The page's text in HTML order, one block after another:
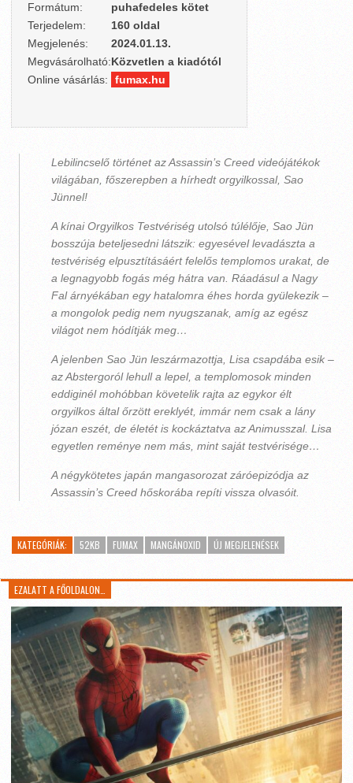
Formátum:
puhafedeles kötet
Terjedelem:
160 oldal
Megjelenés:
2024.01.13.
Megvásárolható:Közvetlen a kiadótól
Online vásárlás:
fumax.hu
Lebilincselő történet az Assassin’s Creed videójátékok
világában, főszerepben a hírhedt orgyilkossal, Sao
Jünnel!
A kínai Orgyilkos Testvériség utolsó túlélője, Sao Jün
bosszúja beteljesedni látszik: egyesével levadászta a
testvériség elpusztításáért felelős templomos urakat, de
a legnagyobb fogás még hátra van. Ráadásul a Nagy
Fal árnyékában egy hatalomra éhes horda gyülekezik –
a mongolok pedig nem nyugszanak, amíg az egész
világot nem hódítják meg…
A jelenben Sao Jün leszármazottja, Lisa csapdába esik –
az Abstergoról lehull a lepel, a templomosok minden
eddiginél mohóbban követelik rajta az egykor élt
orgyilkos által őrzött ereklyét, immár nem csak a lány
józan eszét, de életét is kockáztatva az Animusszal. Lisa
egyetlen reménye nem más, mint saját testvérisége…
A négykötetes japán mangasorozat záróepizódja az
Assassin’s Creed hőskorába repíti vissza olvasóit.
KATEGÓRIÁK: 52KB FUMAX MANGÁNOXID ÚJ MEGJELENÉSEK
EZALATT A FŐOLDALON…